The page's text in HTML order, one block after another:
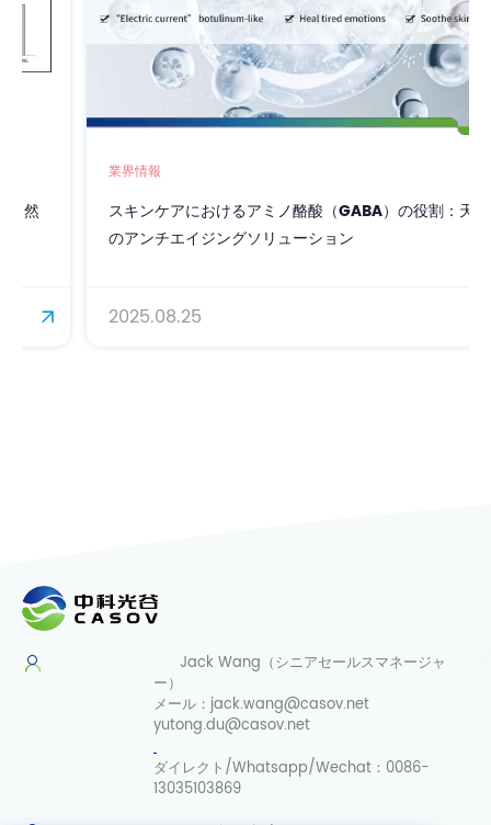
スキンケアにおけるアミノ酪酸（GABA）の役割：天然
のアンチエイジングソリューション
2025.08.25
Jack Wang（シニアセールスマネージャ
ー）
メール： jack.wang@casov.net
yutong.du@casov.net
ダイレクト/Whatsapp/Wechat： 0086-
13035103869